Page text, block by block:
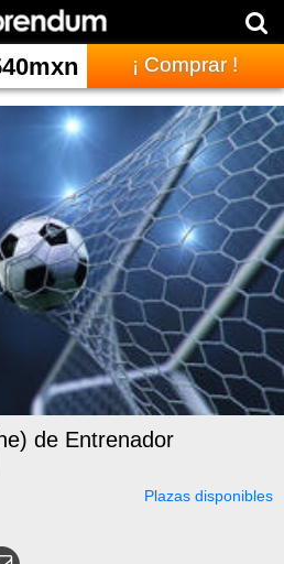
mxn ¡ Comprar !
de Entrenador
Plazas disponibles